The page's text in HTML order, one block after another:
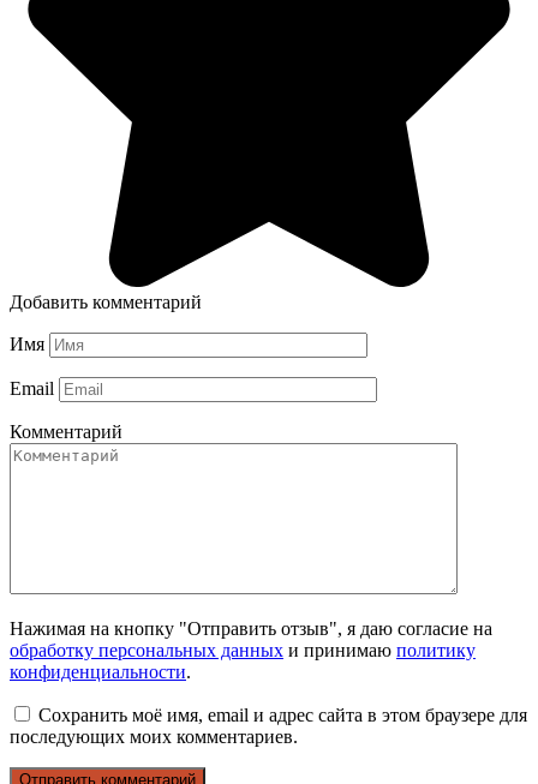
Добавить комментарий
Имя
Email
Комментарий
Нажимая на кнопку "Отправить отзыв", я даю согласие на
обработку персональных данных и принимаю политику
конфиденциальности.
Сохранить моё имя, email и адрес сайта в этом браузере для
последующих моих комментариев.